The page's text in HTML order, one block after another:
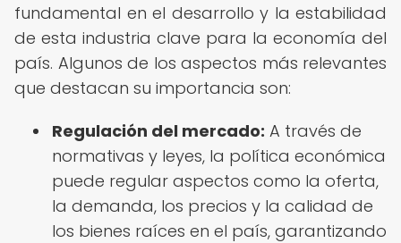
fundamental en el desarrollo y la estabilidad
de esta industria clave para la economía del
país. Algunos de los aspectos más relevantes
que destacan su importancia son:
Regulación del mercado: A través de
normativas y leyes, la política económica
puede regular aspectos como la oferta,
la demanda, los precios y la calidad de
los bienes raíces en el país, garantizando